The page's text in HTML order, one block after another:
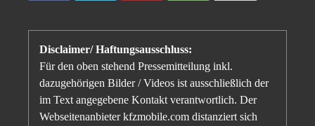
Disclaimer/ Haftungsausschluss:
Für den oben stehend Pressemitteilung inkl.
dazugehörigen Bilder / Videos ist ausschließlich der
im Text angegebene Kontakt verantwortlich. Der
Webseitenanbieter kfzmobile.com distanziert sich